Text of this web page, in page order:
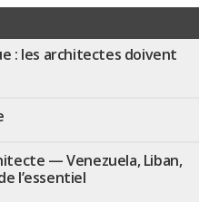
: les architectes doivent
— Venezuela, Liban,
l’essentiel